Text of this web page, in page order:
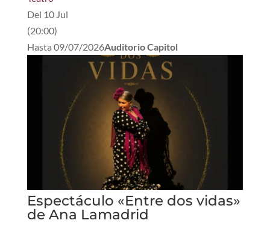
Del 10 Jul
(20:00)
Hasta 09/07/2026Auditorio Capitol
Espectáculo «Entre dos vidas»
de Ana Lamadrid